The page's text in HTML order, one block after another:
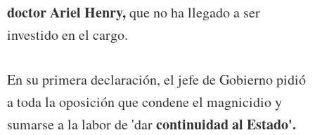
doctor Ariel Henry,que no ha llegado a ser
investido en el cargo.
En su primera declaración, el jefe de Gobierno pidió
a toda la oposición que condene el magnicidio y
sumarse a la labor de 'darcontinuidad al Estado'.